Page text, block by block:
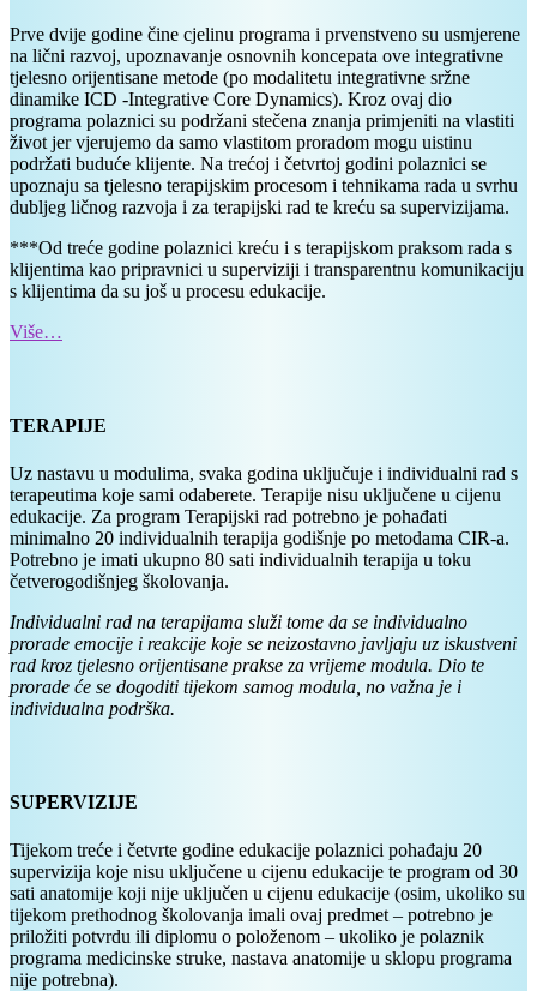
Prve dvije godine čine cjelinu programa i prvenstveno su usmjerene
na lični razvoj, upoznavanje osnovnih koncepata ove integrativne
tjelesno orijentisane metode (po modalitetu integrativne sržne
dinamike ICD -Integrative Core Dynamics). Kroz ovaj dio
programa polaznici su podržani stečena znanja primjeniti na vlastiti
život jer vjerujemo da samo vlastitom proradom mogu uistinu
podržati buduće klijente. Na trećoj i četvrtoj godini polaznici se
upoznaju sa tjelesno terapijskim procesom i tehnikama rada u svrhu
dubljeg ličnog razvoja i za terapijski rad te kreću sa supervizijama.
***Od treće godine polaznici kreću i s terapijskom praksom rada s
klijentima kao pripravnici u superviziji i transparentnu komunikaciju
s klijentima da su još u procesu edukacije.
Više…
TERAPIJE
Uz nastavu u modulima, svaka godina uključuje i individualni rad s
terapeutima koje sami odaberete. Terapije nisu uključene u cijenu
edukacije. Za program Terapijski rad potrebno je pohađati
minimalno 20 individualnih terapija godišnje po metodama CIR-a.
Potrebno je imati ukupno 80 sati individualnih terapija u toku
četverogodišnjeg školovanja.
Individualni rad na terapijama služi tome da se individualno
prorade emocije i reakcije koje se neizostavno javljaju uz iskustveni
rad kroz tjelesno orijentisane prakse za vrijeme modula. Dio te
prorade će se dogoditi tijekom samog modula, no važna je i
individualna podrška.
SUPERVIZIJE
Tijekom treće i četvrte godine edukacije polaznici pohađaju 20
supervizija koje nisu uključene u cijenu edukacije te program od 30
sati anatomije koji nije uključen u cijenu edukacije (osim, ukoliko su
tijekom prethodnog školovanja imali ovaj predmet – potrebno je
priložiti potvrdu ili diplomu o položenom – ukoliko je polaznik
programa medicinske struke, nastava anatomije u sklopu programa
nije potrebna).